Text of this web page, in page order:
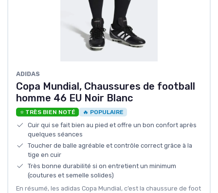
ADIDAS
Copa Mundial, Chaussures de football
homme 46 EU Noir Blanc
⭐ TRÈS BIEN NOTÉ 🔥 POPULAIRE
Cuir qui se fait bien au pied et offre un bon confort après
quelques séances
Toucher de balle agréable et contrôle correct grâce à la
tige en cuir
Très bonne durabilité si on entretient un minimum
(coutures et semelle solides)
En résumé, les adidas Copa Mundial, c’est la chaussure de foot